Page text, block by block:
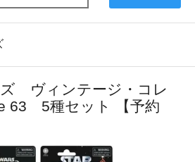
ズ ヴィンテージ・コレ
63 5種セット 【予約